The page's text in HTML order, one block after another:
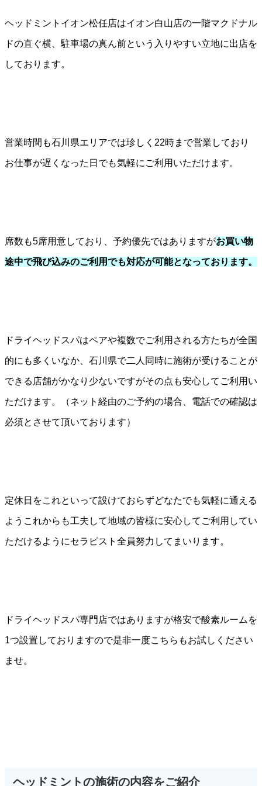
ヘッドミントイオン松任店はイオン白山店の一階マクドナル
ドの直ぐ横、駐車場の真ん前という入りやすい立地に出店を
しております。
営業時間も石川県エリアでは珍しく22時まで営業しており
お仕事が遅くなった日でも気軽にご利用いただけます。
席数も5席用意しており、予約優先ではありますがお買い物
途中で飛び込みのご利用でも対応が可能となっております。
ドライヘッドスパはペアや複数でご利用される方たちが全国
的にも多くいなか、石川県で二人同時に施術が受けることが
できる店舗がかなり少ないですがその点も安心してご利用い
ただけます。（ネット経由のご予約の場合、電話での確認は
必須とさせて頂いております）
定休日をこれといって設けておらずどなたでも気軽に通える
ようこれからも工夫して地域の皆様に安心してご利用してい
ただけるようにセラピスト全員努力してまいります。
ドライヘッドスパ専門店ではありますが格安で酸素ルームを
1つ設置しておりますので是非一度こちらもお試しください
ませ。
ヘッドミントの施術の内容をご紹介